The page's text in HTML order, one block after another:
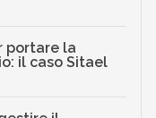
portare la
il caso Sitael